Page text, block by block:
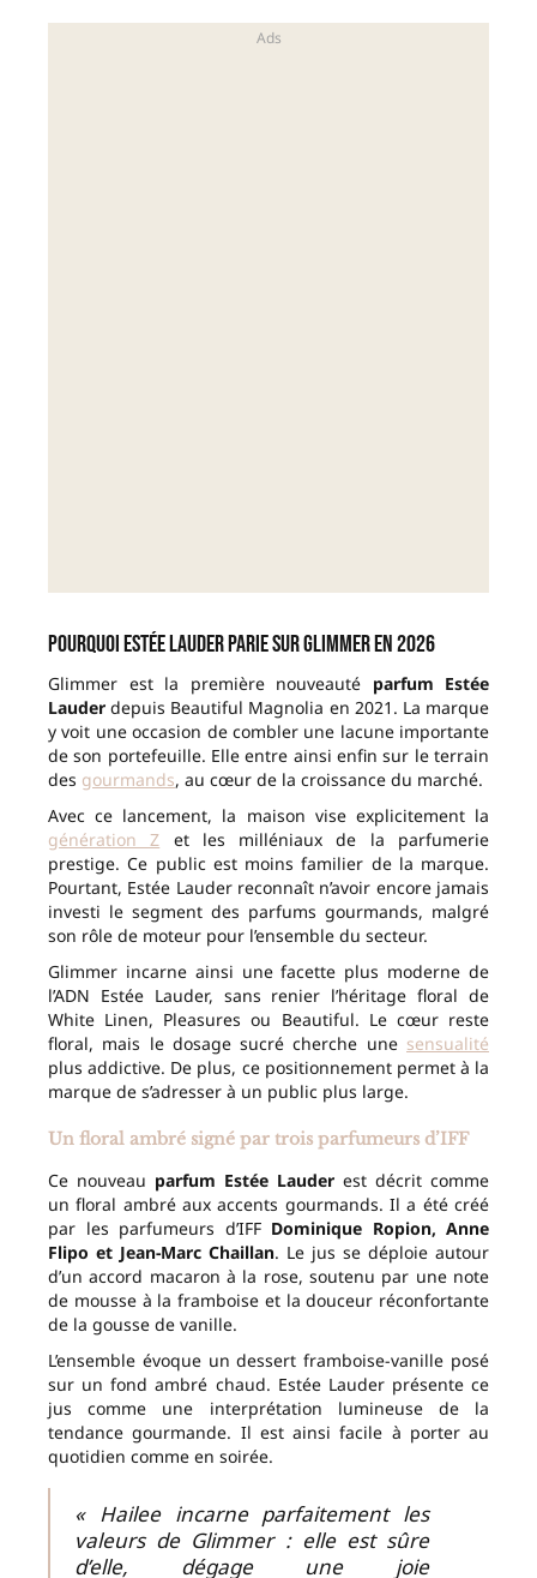
Pourquoi Estée Lauder parie sur Glimmer en 2026
Glimmer est la première nouveauté parfum Estée
Lauder depuis Beautiful Magnolia en 2021. La marque
y voit une occasion de combler une lacune importante
de son portefeuille. Elle entre ainsi enfin sur le terrain
des gourmands, au cœur de la croissance du marché.
Avec ce lancement, la maison vise explicitement la
génération Z et les milléniaux de la parfumerie
prestige. Ce public est moins familier de la marque.
Pourtant, Estée Lauder reconnaît n’avoir encore jamais
investi le segment des parfums gourmands, malgré
son rôle de moteur pour l’ensemble du secteur.
Glimmer incarne ainsi une facette plus moderne de
l’ADN Estée Lauder, sans renier l’héritage floral de
White Linen, Pleasures ou Beautiful. Le cœur reste
floral, mais le dosage sucré cherche une sensualité
plus addictive. De plus, ce positionnement permet à la
marque de s’adresser à un public plus large.
Un floral ambré signé par trois parfumeurs d’IFF
Ce nouveau parfum Estée Lauder est décrit comme
un floral ambré aux accents gourmands. Il a été créé
par les parfumeurs d’IFF Dominique Ropion, Anne
Flipo et Jean-Marc Chaillan. Le jus se déploie autour
d’un accord macaron à la rose, soutenu par une note
de mousse à la framboise et la douceur réconfortante
de la gousse de vanille.
L’ensemble évoque un dessert framboise-vanille posé
sur un fond ambré chaud. Estée Lauder présente ce
jus comme une interprétation lumineuse de la
tendance gourmande. Il est ainsi facile à porter au
quotidien comme en soirée.
« Hailee incarne parfaitement les
valeurs de Glimmer : elle est sûre
d’elle, dégage une joie